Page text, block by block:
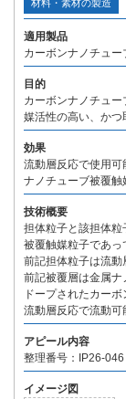
材料・素材の製造
適用製品
カーボンナノチュ
目的
カーボンナノチュ
媒活性の高い、かつ
効果
流動層反応で使用
ナノチューブ被覆触
技術概要
担体粒子と該担体
被覆触媒粒子であっ
前記担体粒子は流動
前記被覆層は金属
ドープされたカー
流動層反応で流動可
アピール内容
整理番号：IP26-046
イメージ図